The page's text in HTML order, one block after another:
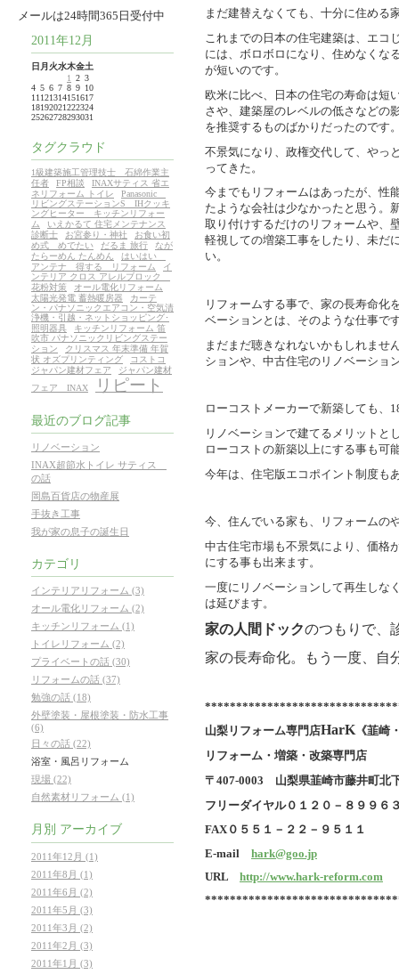
まだ建替えなくても、十分に住める
これまでの日本の住宅建築は、エコ
には、ボロボロになり、住めなくな
が短いのです。
欧米に比べ、日本の住宅の寿命は短
さや、建築屋のレベルの低さなどの
を推奨するものばかりだったのです
不景気になり、政権交代して、やっ
ってきた。
今までもリフォームはあったが、性
たような会社は少なかったと思う。
取り付けするだけのリフォームや、
軽視しての増築工事をしたり、未だ
い。
リフォームする事で、家の長寿命化
ベーションとは、そのような仕事で
まだまだ聴きなれないかもしれませ
ションや、中古住宅のリノベーショ
ローコストメーカーで新築しても、
リノベーションで建てるメリットと
ローコストの新築以上にする事も可
今年は、住宅版エコポイント制度も
今、住んでいる家も、リフォームの
中古住宅市場も不景気により、価格
にする事も出来ます。
一度にリノベーションして再生しな
は延びます。
家の人間ドックのつもりで、
家の長寿命化。もう一度、自
山梨リフォーム専門店HarK《韮崎
リフォーム・増築・改築専門店
〒407-0003 山梨県韮崎市藤井町北
フリーダイヤル０１２０－８９９６
FAX０５５１－２２－９５１１
E-mail hark@goo.jp
URL http://www.hark-reform.com
メールは24時間365日受付中
2011年12月
日 月 火水木金土
1
2 3
4 5 6 7 8 9 10
11 121314151617
18192021222324
25262728293031
タグクラウド
1級建築施工管理技士 石綿作業主
任者
FP相談
INAXサティス 省エ
ネリフォーム トイレ
Panasonic
リビングステーションS IHクッキ
ングヒーター キッチンリフォー
ム
いえかるて 住宅メンテナンス
診断士
お宮参り・神社
お食い初
め式 めでたい
だるま 旅行
なが
たらーめん たんめん
はいはい
アンテナ 得する リフォーム
イ
ンテリア クロス アレルブロック
花粉対策
オール電化リフォーム
太陽光発電 蓄熱暖房器
カーテ
ン・パナソニックエアコン・空気清
浄機・引越・ネットショッピング･
照明器具
キッチンリフォーム 笛
吹市 パナソニックリビングステー
ション
クリスマス 年末準備 年賀
状 オズプリンティング
コストコ
ジャパン建材フェア
ジャパン建材
フェア INAX
リピート
最近のブログ記事
リノベーション
INAX超節水トイレ サティス
の話
岡島百貨店の物産展
手抜き工事
我が家の息子の誕生日
カテゴリ
インテリアリフォーム (3)
オール電化リフォーム (2)
キッチンリフォーム (1)
トイレリフォーム (2)
プライベートの話 (30)
リフォームの話 (37)
勉強の話 (18)
外壁塗装・屋根塗装・防水工事
(6)
日々の話 (22)
浴室・風呂リフォーム
現場 (22)
自然素材リフォーム (1)
月別 アーカイブ
2011年12月 (1)
2011年8月 (1)
2011年6月 (2)
2011年5月 (3)
2011年3月 (2)
2011年2月 (3)
2011年1月 (3)